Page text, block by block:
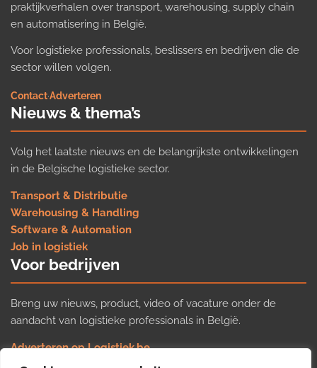
praktijkverhalen over transport, warehousing, supply chain
en automatisering in België.
Voor logistieke professionals, beslissers en bedrijven die de
sector willen volgen.
Contact·Adverteren
Nieuws & thema’s
Volg het laatste nieuws en de belangrijkste ontwikkelingen
in de Belgische logistieke sector.
Transport & Distributie
Warehousing & Handling
Software & Automation
Job in logistiek
Voor bedrijven
Breng uw nieuws, product, video of vacature onder de
aandacht van logistieke professionals in België.
Adverteren op Logistiek.be
Nieuws insturen